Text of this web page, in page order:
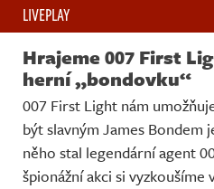
LIVEPLAY
Hrajeme 007 First
herní „bondovku“
007 First Light nám
být slavným James Bondem
něho stal legendární agent
špionážní akci si vyzkoušíme